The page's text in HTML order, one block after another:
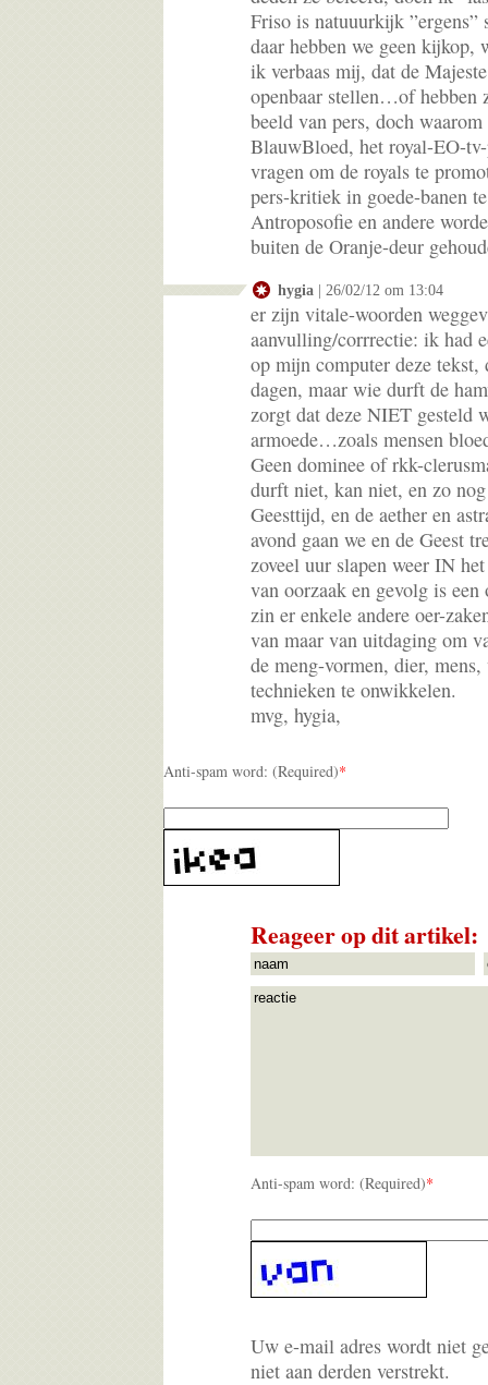
Friso is natuuurkijk ”ergens”
daar hebben we geen
ik verbaas mij, dat de
openbaar stellen…of hebben
beeld van pers, doch
BlauwBloed, het royal-EO-
vragen om de royals te
pers-kritiek in goede-banen
Antroposofie en andere
buiten de Oranje-deur
hygia | 26/02/12 om 13:04
er zijn vitale-woorden
aanvulling/corrrectie: ik had
op mijn computer deze tekst,
dagen, maar wie durft de
zorgt dat deze NIET gesteld
armoede…zoals mensen
Geen dominee of rkk-
durft niet, kan niet, en zo
Geesttijd, en de aether en
avond gaan we en de Geest
zoveel uur slapen weer IN
van oorzaak en gevolg is
zin er enkele andere oer-
van maar van uitdaging om
de meng-vormen, dier,
technieken te onwikkelen.
mvg, hygia,
Anti-spam word: (Required)*
Reageer op dit artikel:
Anti-spam word: (Required)*
Uw e-mail adres wordt niet
niet aan derden verstrekt.